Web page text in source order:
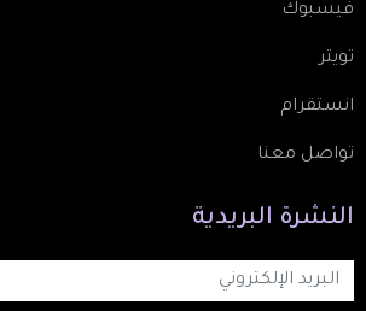
فيسبوك
تويتر
انستقرام
تواصل معنا
النشرة البريدية